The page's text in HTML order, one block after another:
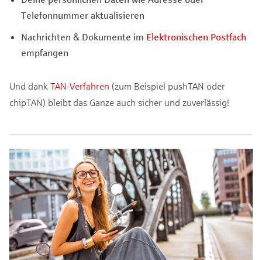
Telefonnummer aktualisieren
Nachrichten & Dokumente im Elektronischen Postfach
empfangen
Und dank TAN-Verfahren (zum Beispiel pushTAN oder
chipTAN) bleibt das Ganze auch sicher und zuverlässig!